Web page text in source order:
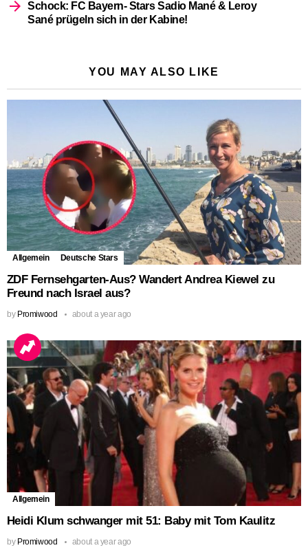
Schock: FC Bayern- Stars Sadio Mané & Leroy
Sané prügeln sich in der Kabine!
YOU MAY ALSO LIKE
Allgemein Deutsche Stars
ZDF Fernsehgarten-Aus? Wandert Andrea Kiewel zu
Freund nach Israel aus?
by Promiwood about a year ago
Allgemein
Heidi Klum schwanger mit 51: Baby mit Tom Kaulitz
by Promiwood about a year ago